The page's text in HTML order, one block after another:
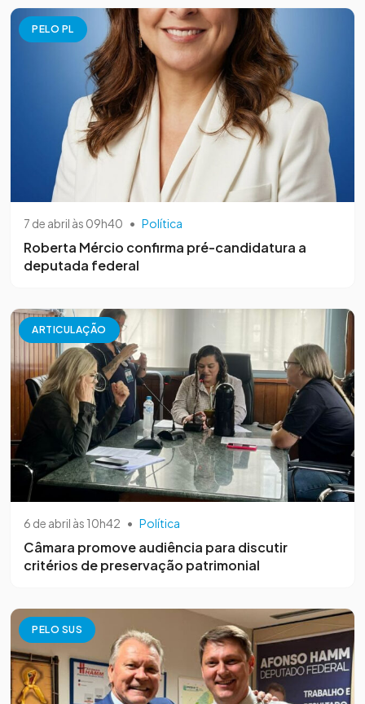
PELO PL
7 de abril às 09h40 • Política
Roberta Mércio confirma pré-candidatura a
deputada federal
ARTICULAÇÃO
6 de abril às 10h42 • Política
Câmara promove audiência para discutir
critérios de preservação patrimonial
PELO SUS